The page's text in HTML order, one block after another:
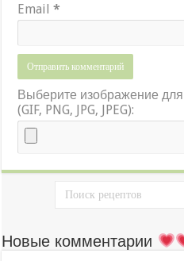
Email*
Выберите изображение
(GIF, PNG, JPG, JPEG):
Новые комментарии